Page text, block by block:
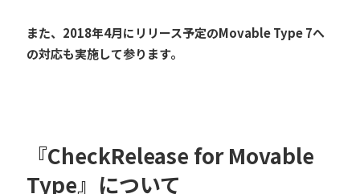
また、2018年4月にリリース予定のMovable Type 7へ
の対応も実施して参ります。
『CheckRelease for Movable
Type』について